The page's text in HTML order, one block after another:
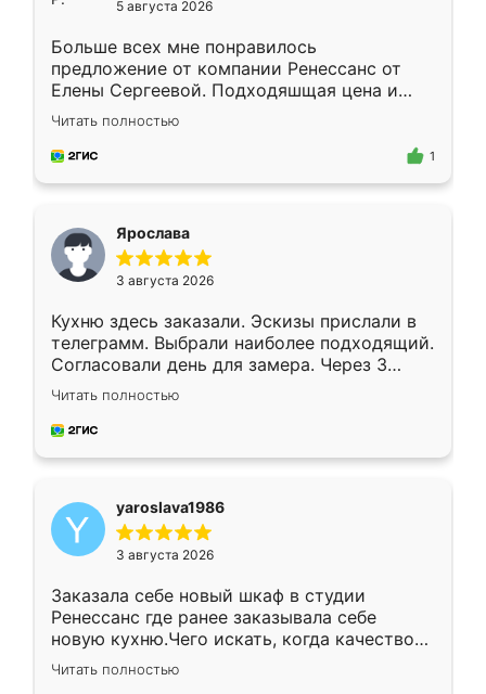
5 августа 2026
Больше всех мне понравилось
предложение от компании Ренессанс от
Елены Сергеевой. Подходяшщая цена и
короткие сроки изготовления. Приехавший
для замера сотрудник Владислав
предложил по моему эскизу самый
Читать полностью
1
Ярослава
3 августа 2026
Кухню здесь заказали. Эскизы прислали в
телеграмм. Выбрали наиболее подходящий.
Согласовали день для замера. Через 3
недели кухня была уже готова. Остались
довольны работой. Спасибо Ренессанс
мебель за качественную работу!
Читать полностью
yaroslava1986
3 августа 2026
Заказала себе новый шкаф в студии
Ренессанс где ранее заказывала себе
новую кухню.Чего искать, когда качеством
вполне довольна. Служит кухня уже почти
два года, нареканий нет.
Читать полностью